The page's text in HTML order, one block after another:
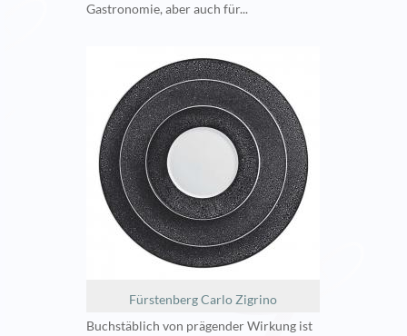
Gastronomie, aber auch für...
Fürstenberg Carlo Zigrino
Buchstäblich von prägender Wirkung ist